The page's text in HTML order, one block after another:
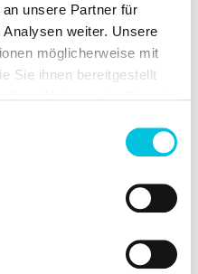
unsere Partner für
weiter. Unsere
möglicherweise mit
Sie ihnen bereitgestellt
l’avez abîmé?